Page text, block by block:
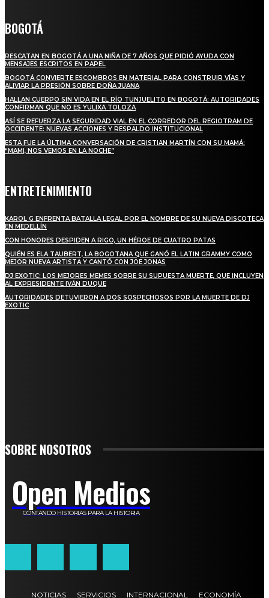
BOGOTÁ
RESCATAN EN BOGOTÁ A UNA NIÑA DE 7 AÑOS QUE PIDIÓ AYUDA CON
MENSAJES ESCRITOS EN PAPEL
BOGOTÁ CONVIERTE ESCOMBROS EN MATERIAL PARA CONSTRUIR VÍAS Y
ALIVIAR LA PRESIÓN SOBRE DOÑA JUANA
HALLAN CUERPO SIN VIDA EN EL RÍO TUNJUELITO EN BOGOTÁ: AUTORIDADES
CONFIRMAN QUE NO ES YULIXA TOLOZA
ASÍ SE REFUERZA LA SEGURIDAD VIAL EN EL CORREDOR DEL REGIOTRAM DE
OCCIDENTE: NUEVAS ACCIONES Y RESPALDO INSTITUCIONAL
ESTA FUE LA ÚLTIMA CONVERSACIÓN DE CRISTIAN MARTÍN CON SU MAMÁ:
“MAMI, NOS VEMOS EN LA NOCHE”
ENTRETENIMIENTO
KAROL G ENFRENTA BATALLA LEGAL POR EL NOMBRE DE SU NUEVA DISCOTECA
EN MEDELLÍN
CON HONORES DESPIDEN A RIGO, UN HÉROE DE CUATRO PATAS
QUIÉN ES ELA TAUBERT, LA BOGOTANA QUE GANÓ EL LATIN GRAMMY COMO
MEJOR NUEVA ARTISTA Y CANTÓ CON JOE JONAS
DJ EXOTIC: LOS MEJORES MEMES SOBRE SU SUPUESTA MUERTE, QUE INCLUYEN
AL EXPRESIDENTE IVÁN DUQUE
AUTORIDADES DETUVIERON A DOS SOSPECHOSOS POR LA MUERTE DE DJ
EXOTIC
SOBRE NOSOTROS
Open Medios
CONTANDO HISTORIAS PARA LA HISTORIA
NOTICIAS SERVICIOS INTERNACIONAL ECONOMÍA